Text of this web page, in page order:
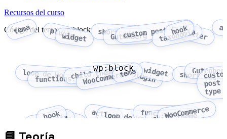
Recursos del curso
Código del tema: wp:block
tema pluginwidget shortcode
Gutenberg
custom post type
taxonomía
hookfilter
loop de WordPress
functions.phpchild theme
WooCommercetemapluginwidget shortcode
post
type
taxonomía
hookfilter actionloop de WordPress
functions.php
child theme
WooCommerce
wp:block